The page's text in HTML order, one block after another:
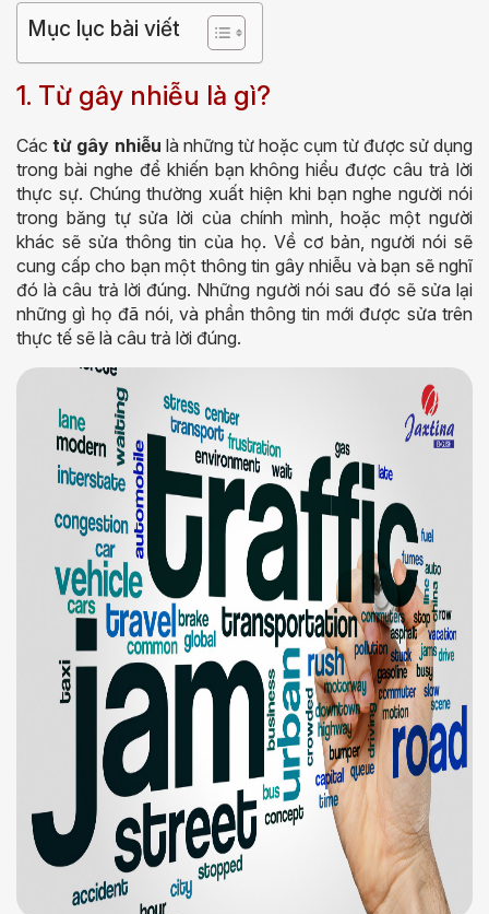
Mục lục bài viết
1. Từ gây nhiễu là gì?
Cáctừ gây nhiễu là những từ hoặc cụm từ được sử dụng
trong bài nghe để khiến bạn không hiểu được câu trả lời
thực sự. Chúng thường xuất hiện khi bạn nghe người nói
trong băng tự sửa lời của chính mình, hoặc một người
khác sẽ sửa thông tin của họ. Về cơ bản, người nói sẽ
cung cấp cho bạn một thông tin gây nhiễu và bạn sẽ nghĩ
đó là câu trả lời đúng. Những người nói sau đó sẽ sửa lại
những gì họ đã nói, và phần thông tin mới được sửa trên
thực tế sẽ là câu trả lời đúng.